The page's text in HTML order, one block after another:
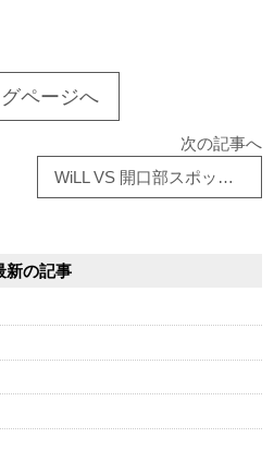
ページへ
次の記事へ
WiLL VS 開口部スポット増し
新の記事